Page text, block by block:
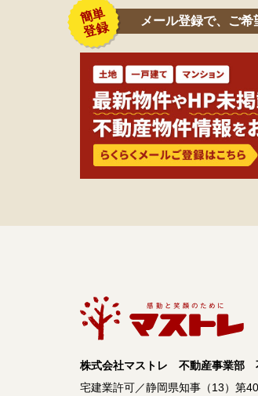
メール登録で、ご希
株式会社マストレ 不動産事業部
宅建業許可／静岡県知事（13）第